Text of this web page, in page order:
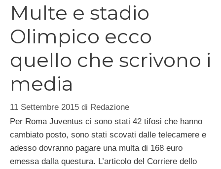
Multe e stadio
Olimpico ecco
quello che scrivono i
media
11 Settembre 2015 di Redazione
Per Roma Juventus ci sono stati 42 tifosi che hanno
cambiato posto, sono stati scovati dalle telecamere e
adesso dovranno pagare una multa di 168 euro
emessa dalla questura. L’articolo del Corriere dello